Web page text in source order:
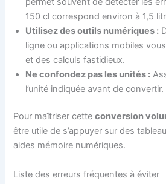
150 cl correspond environ à 1,5
Utilisez des outils numériques :
ligne ou applications mobiles
et des calculs fastidieux.
Ne confondez pas les unités :
l’unité indiquée avant de convertir.
Pour maîtriser cetteconversion
être utile de s’appuyer sur des
aides mémoire numériques.
Liste des erreurs fréquentes à éviter